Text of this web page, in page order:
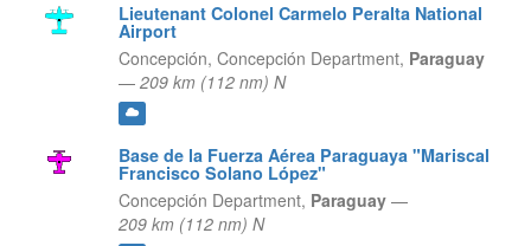
Lieutenant Colonel Carmelo Peralta National
Airport
Concepción, Concepción Department, Paraguay
— 209 km (112 nm) N
Base de la Fuerza Aérea Paraguaya "Mariscal
Francisco Solano López"
Concepción Department, Paraguay —
209 km (112 nm) N